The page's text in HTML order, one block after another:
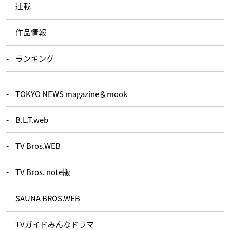
連載
作品情報
ランキング
TOKYO NEWS magazine＆mook
B.L.T.web
TV Bros.WEB
TV Bros. note版
SAUNA BROS.WEB
TVガイドみんなドラマ